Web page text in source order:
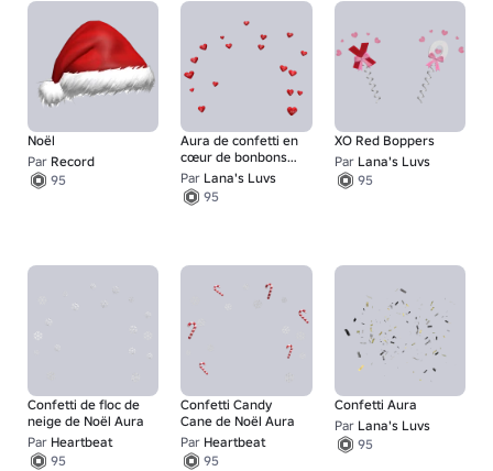
Noël
Par Record
95
Aura de confetti en
cœur de bonbons
rouges
Par Lana's Luvs
95
XO Red Boppers
Par Lana's Luvs
95
Confetti de floc de
neige de Noël Aura
Par Heartbeat
95
Confetti Candy
Cane de Noël Aura
Par Heartbeat
95
Confetti Aura
Par Lana's Luvs
95